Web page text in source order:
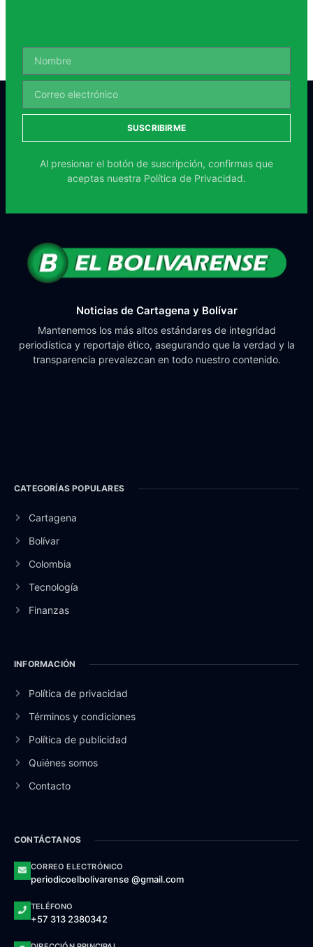
SUSCRIBIRME
Al presionar el botón de suscripción, confirmas que
aceptas nuestra Política de Privacidad.
Noticias de Cartagena y Bolívar
Mantenemos los más altos estándares de integridad
periodística y reportaje ético, asegurando que la verdad y la
transparencia prevalezcan en todo nuestro contenido.
CATEGORÍAS POPULARES
Cartagena
Bolívar
Colombia
Tecnología
Finanzas
INFORMACIÓN
Política de privacidad
Términos y condiciones
Política de publicidad
Quiénes somos
Contacto
CONTÁCTANOS
CORREO ELECTRÓNICO
periodicoelbolivarense @gmail.com
TELÉFONO
+57 313 2380342